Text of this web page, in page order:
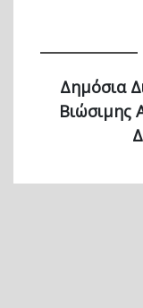
Δημόσια
Βιώσιμης